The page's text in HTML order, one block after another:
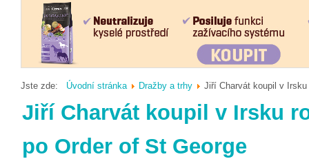
Jste zde: Úvodní stránka Dražby a trhy Jiří Charvát koupil v
Jiří Charvát koupil v Irsku
po Order of St George